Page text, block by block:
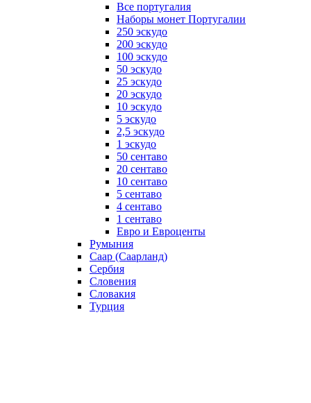
Все португалия
Наборы монет Португалии
250 эскудо
200 эскудо
100 эскудо
50 эскудо
25 эскудо
20 эскудо
10 эскудо
5 эскудо
2,5 эскудо
1 эскудо
50 сентаво
20 сентаво
10 сентаво
5 сентаво
4 сентаво
1 сентаво
Евро и Евроценты
Румыния
Саар (Саарланд)
Сербия
Словения
Словакия
Турция